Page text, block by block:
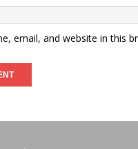
email, and website in this